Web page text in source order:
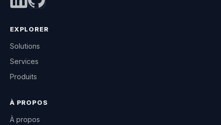
EXPLORER
Solutions
Services
Produits
À PROPOS
À propos